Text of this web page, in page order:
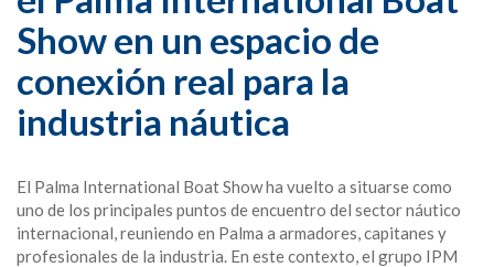
Show en un espacio de
conexión real para la
industria náutica
El Palma International Boat Show ha vuelto a situarse como
uno de los principales puntos de encuentro del sector náutico
internacional, reuniendo en Palma a armadores, capitanes y
profesionales de la industria. En este contexto, el grupo IPM